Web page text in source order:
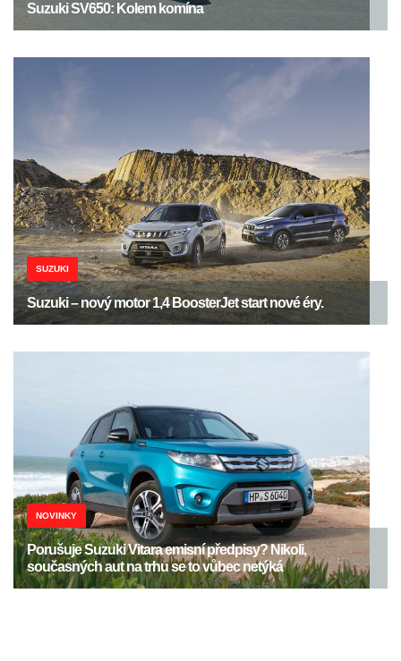
Suzuki SV650: Kolem komína
SUZUKI
Suzuki – nový motor 1,4 BoosterJet start nové éry.
NOVINKY
Porušuje Suzuki Vitara emisní předpisy? Nikoli,
současných aut na trhu se to vůbec netýká